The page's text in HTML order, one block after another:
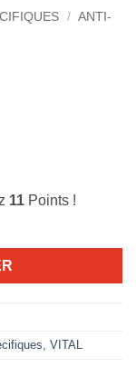
/ ANTI-
11 Points !
VITAL